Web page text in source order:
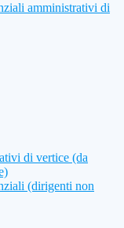
amministrativi di
di vertice (da
(dirigenti non